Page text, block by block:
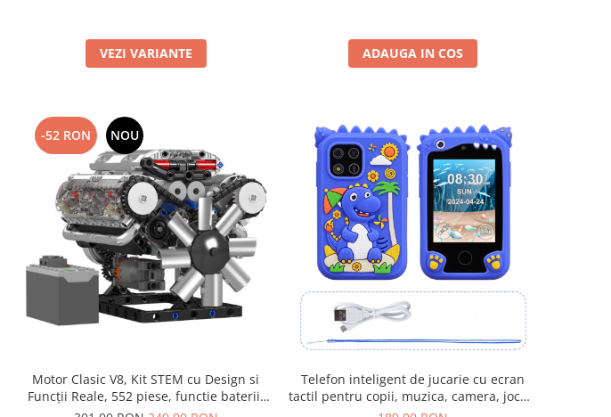
VEZI VARIANTE ADAUGA IN COS
-52 RON NOU
Motor Clasic V8, Kit STEM cu Design si
Funcții Reale, 552 piese, functie baterii,
Ideal pentru adulti si Copii + 14 ani
Telefon inteligent de jucarie cu ecran
tactil pentru copii, muzica, camera, jocuri
și functii educationale, 3 + ani